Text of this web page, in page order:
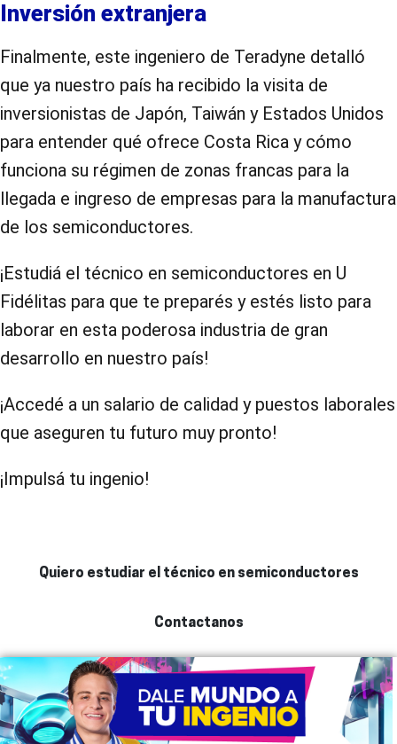
Inversión extranjera
Finalmente, este ingeniero de Teradyne detalló
que ya nuestro país ha recibido la visita de
inversionistas de Japón, Taiwán y Estados Unidos
para entender qué ofrece Costa Rica y cómo
funciona su régimen de zonas francas para la
llegada e ingreso de empresas para la manufactura
de los semiconductores.
¡Estudiá el técnico en semiconductores en U
Fidélitas para que te preparés y estés listo para
laborar en esta poderosa industria de gran
desarrollo en nuestro país!
¡Accedé a un salario de calidad y puestos laborales
que aseguren tu futuro muy pronto!
¡Impulsá tu ingenio!
Quiero estudiar el técnico en semiconductores
Contactanos